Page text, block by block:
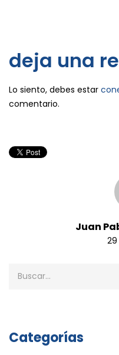
deja una
Lo siento, debes estar
comentario.
Juan
29
Categorías